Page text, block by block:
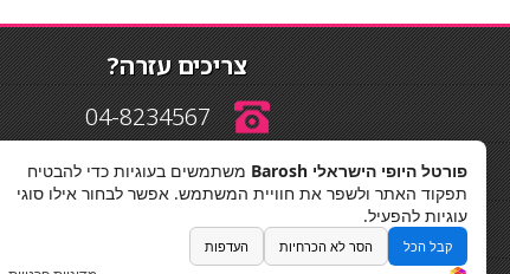
צריכים עזרה?
04-8234567
info@barosh.co.il פורטל היופי הישראלי Barosh
משתמשים בעוגיות כדי להבטיח
תפקוד האתר ולשפר את חוויית המשתמש. אפשר לבחור אילו סוגי
עוגיות להפעיל.
קבל הכל הסר לא הכרחיות העדפות